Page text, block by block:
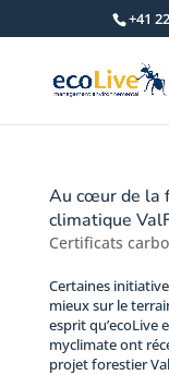
+41
Au cœur de la
climatique
Certificats
Certaines
mieux sur le
esprit qu’ecoLive
myclimate ont
projet forestier